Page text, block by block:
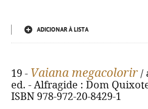
ADICIONAR À LISTA
19 - Vaiana megacolorir /
ed. - Alfragide : Dom
ISBN 978-972-20-8429-1